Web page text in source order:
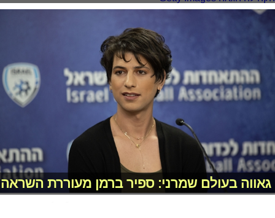
גאווה בעולם שמרני: ספיר ברמן מעוררת השראה